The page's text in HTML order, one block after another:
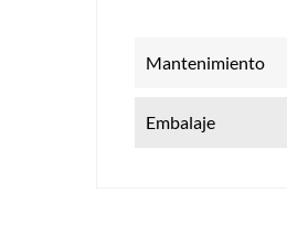
Mantenimiento
Embalaje